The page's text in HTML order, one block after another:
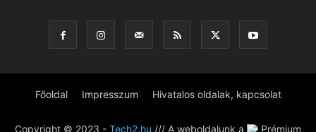
Főoldal Impresszum Hivatalos oldalak, kapcsolat
Copyright © 2023 - Tech2.hu /// A weboldalunk a Prémium